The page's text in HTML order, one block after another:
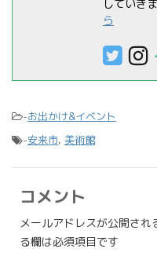
していき
ら
-お出かけ&イベント
-安来市, 美術館
コメント
メールアドレスが公開され
る欄は必須項目です